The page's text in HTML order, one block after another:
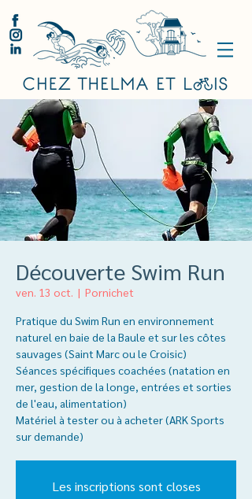
Découverte Swim Run
ven. 13 oct.
  |
Pornichet
Pratique du Swim Run en environnement
naturel en baie de la Baule et sur les côtes
sauvages (Saint Marc ou le Croisic)
Séances spécifiques coachées (natation en
mer, gestion de la longe, entrées et sorties
de l'eau, alimentation)
Matériel à tester ou à acheter (ARK Sports
sur demande)
Les inscriptions sont closes